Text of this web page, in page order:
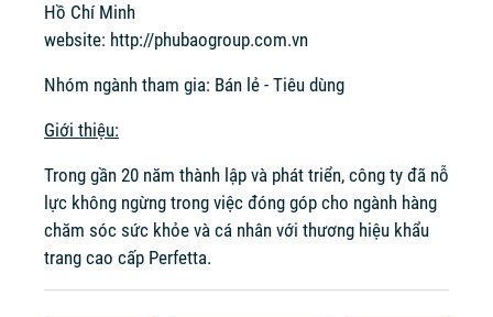
Hồ Chí Minh
website: http://phubaogroup.com.vn
Nhóm ngành tham gia: Bán lẻ - Tiêu dùng
Giới thiệu:
Trong gần 20 năm thành lập và phát triển, công ty đã nỗ
lực không ngừng trong việc đóng góp cho ngành hàng
chăm sóc sức khỏe và cá nhân với thương hiệu khẩu
trang cao cấp Perfetta.